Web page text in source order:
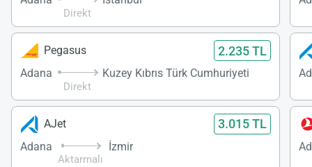
Direkt
Pegasus 2.235 TL
Adana
Direkt
Kuzey Kıbrıs Türk Cumhuriyeti
AJet 3.015 TL
Adana
Aktarmalı
İzmir